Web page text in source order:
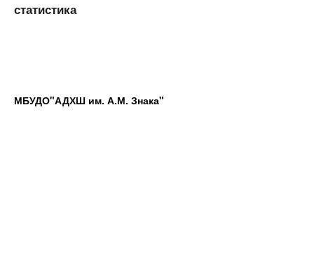
статистика
МБУДО"АДХШ им. А.М. Знака"